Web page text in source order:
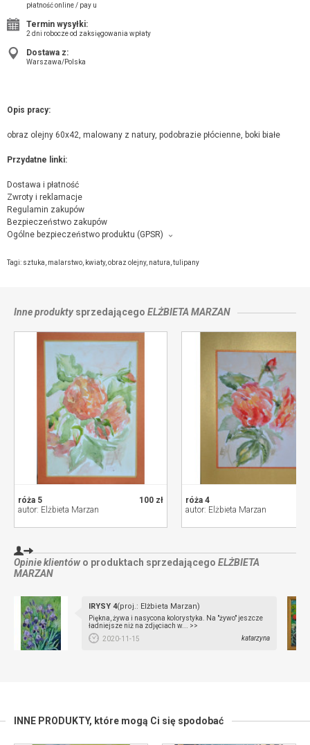
płatność online / pay u
Termin wysyłki:
2 dni robocze od zaksięgowania wpłaty
Dostawa z:
Warszawa/Polska
Opis pracy:
obraz olejny 60x42, malowany z natury, podobrazie płócienne, boki białe
Przydatne linki:
Dostawa i płatność
Zwroty i reklamacje
Regulamin zakupów
Bezpieczeństwo zakupów
Ogólne bezpieczeństwo produktu (GPSR)
Elżbieta Marzan, Kluczowa 10 m9, 01-929 Warszawa,
sprzedającym
Tagi: sztuka malarstwo kwiaty, obraz olejny, natura tulipany
Inne produktysprzedającego ELŻBIETA MARZAN
100 zł
róża 5
autor: Elżbieta Marzan
róża 4
autor: Elżbieta Marzan
Opinie klientów o produktach sprzedającego ELŻBIETA
MARZAN
IRYSY 4(proj.: Elżbieta Marzan)
Piękna, żywa i nasycona kolorystyka. Na "żywo" jeszcze
ładniejsze niż na zdjęciach w... >>
2020-11-15
katarzyna
INNE PRODUKTY, które mogą Ci się spodobać